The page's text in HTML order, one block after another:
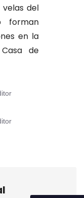
velas del
forman
en la
de